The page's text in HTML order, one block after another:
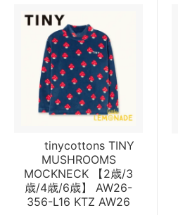
tinycottons TINY
MUSHROOMS
MOCKNECK 【2歳/3
歳/4歳/6歳】 AW26-
356-L16 KTZ AW26